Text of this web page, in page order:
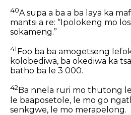
40A supa a ba a ba laya ka
mantsi a re: “Ipolokeng mo
sokameng.”
41 Foo ba ba amogetseng
kolobediwa, ba okediwa ka
batho ba le 3 000.
42Ba nnela ruri mo thutong
le baaposetole, le mo go
senkgwe, le mo merapelong.